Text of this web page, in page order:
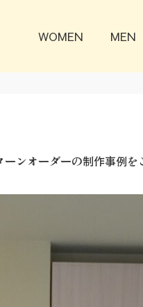
WOMEN MEN
ンオーダーの制作事例を